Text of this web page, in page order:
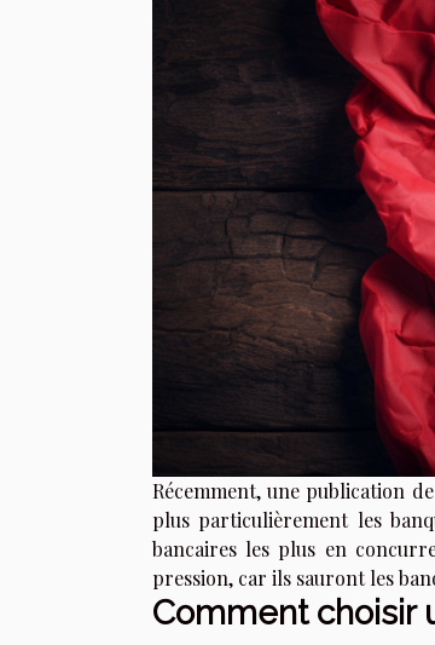
Récemment, une publication
plus particulièrement les
bancaires les plus en
pression, car ils sauront les
Comment choisir